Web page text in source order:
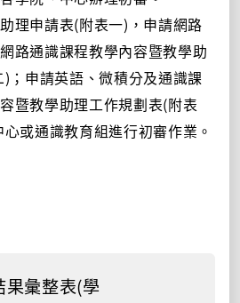
理申請表(附表一)，申請網路
路通識課程教學內容暨教學助
；申請英語、微積分及通識課
暨教學助理工作規劃表(附表
或通識教育組進行初審作業。
果彙整表(學